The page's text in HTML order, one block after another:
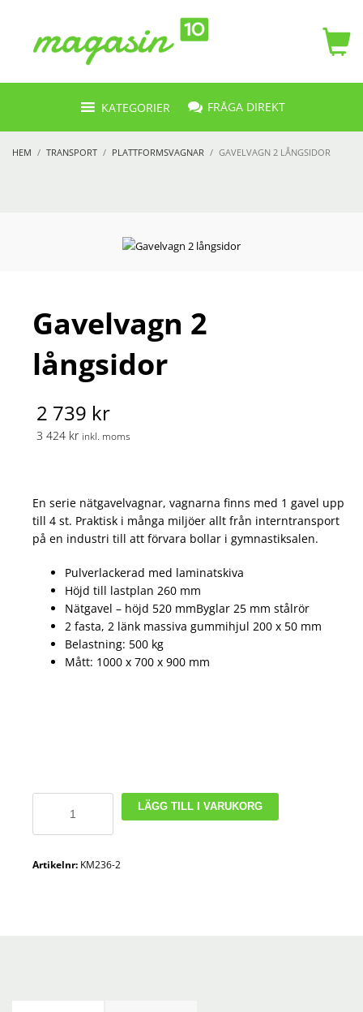
KATEGORIER FRÅGA DIREKT
HEM TRANSPORT PLATTFORMSVAGNAR GAVELVAGN 2 LÅNGSIDOR
Gavelvagn 2
långsidor
2 739 kr
3 424 kr inkl. moms
En serie nätgavelvagnar, vagnarna finns med 1 gavel upp
till 4 st. Praktisk i många miljöer allt från interntransport
på en industri till att förvara bollar i gymnastiksalen.
Pulverlackerad med laminatskiva
Höjd till lastplan 260 mm
Nätgavel – höjd 520 mmByglar 25 mm stålrör
2 fasta, 2 länk massiva gummihjul 200 x 50 mm
Belastning: 500 kg
Mått: 1000 x 700 x 900 mm
långsidor
LÄGG TILL I VARUKORG
Artikelnr: KM236-2